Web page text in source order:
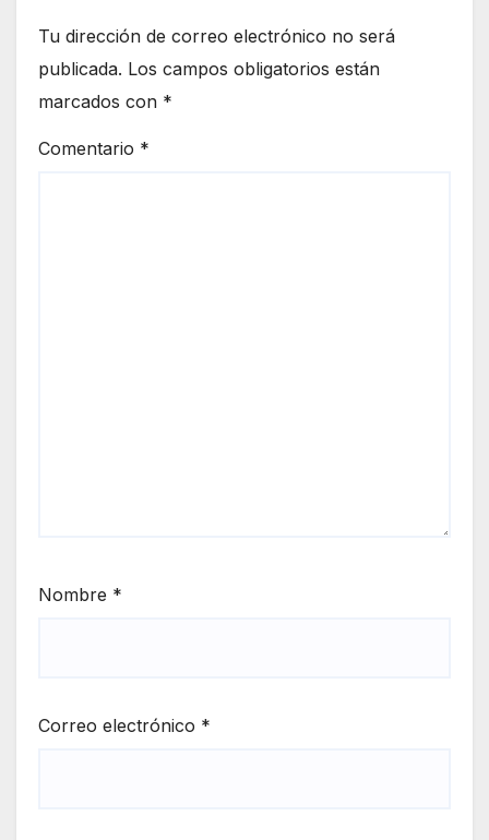
Tu dirección de correo electrónico no será
publicada. Los campos obligatorios están
marcados con *
Comentario *
Nombre *
Correo electrónico *